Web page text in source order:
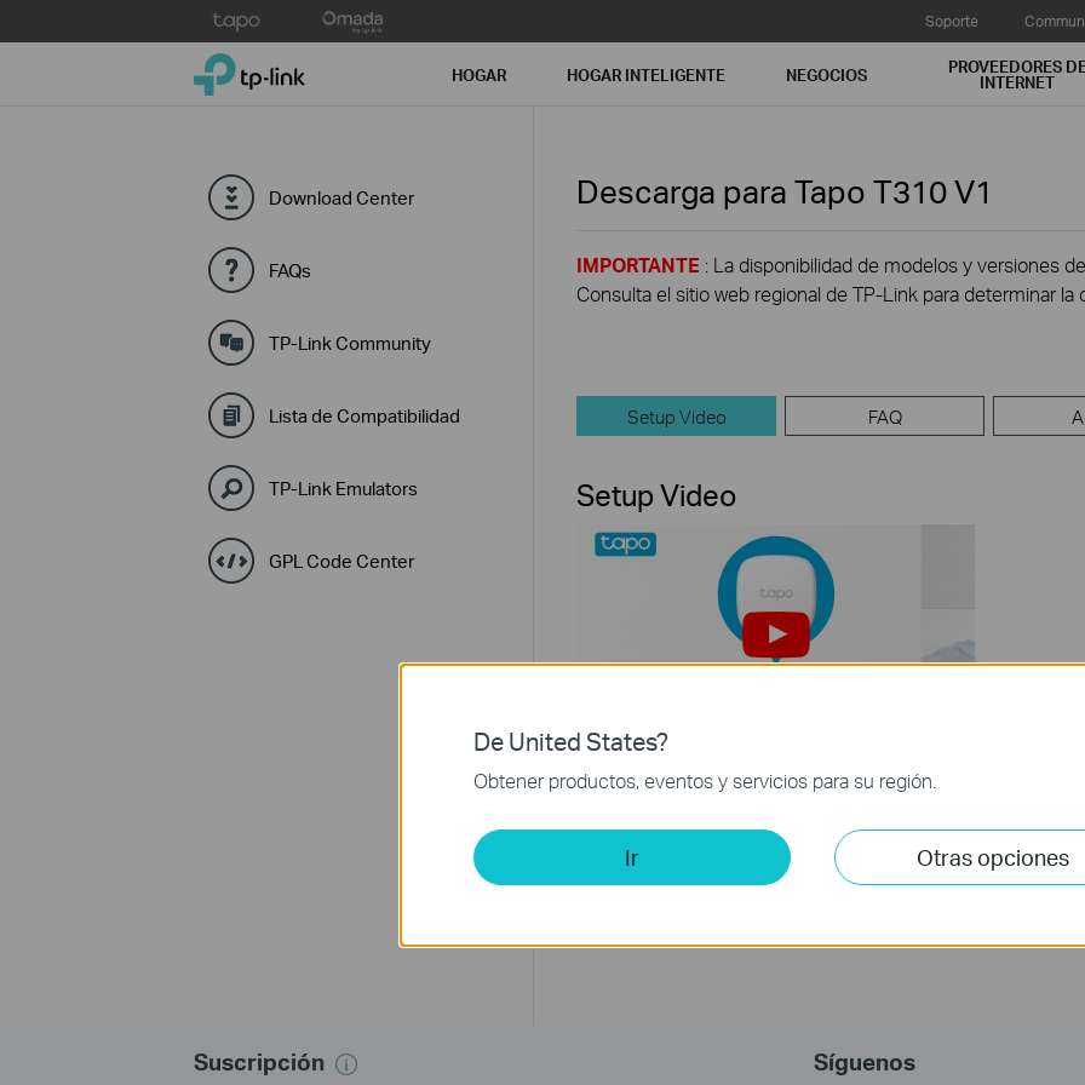
to
Soporte
TP-Link, Reliably Smart HOGAR HOGAR INTELIGENTE NEGOCIOS PROVEEDORES
INTERNET
Download Center
FAQs
TP-Link Community
Lista de Compatibilidad
TP-Link Emulators
GPL Code Center
Descarga para Tapo T310V1
IMPORTANTE : La disponibilidad de modelos y versiones
Consulta el sitio web regional de TP-Link para determinar la
Setup Video FAQ
Setup Video
Cómo configurar su sensor
inteligente de temperatura y
humedad Tapo: Tapo T310
Suscripción Síguenos
De United States?
Obtener productos, eventos y servicios para su región.
Ir Otras opciones